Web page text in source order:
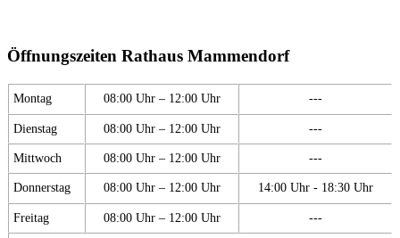
Öffnungszeiten Rathaus Mammendorf
Montag 08:00 Uhr – 12:00 Uhr ---
Dienstag 08:00 Uhr – 12:00 Uhr ---
Mittwoch 08:00 Uhr – 12:00 Uhr ---
Donnerstag 08:00 Uhr – 12:00 Uhr 14:00 Uhr - 18:30 Uhr
Freitag 08:00 Uhr – 12:00 Uhr ---